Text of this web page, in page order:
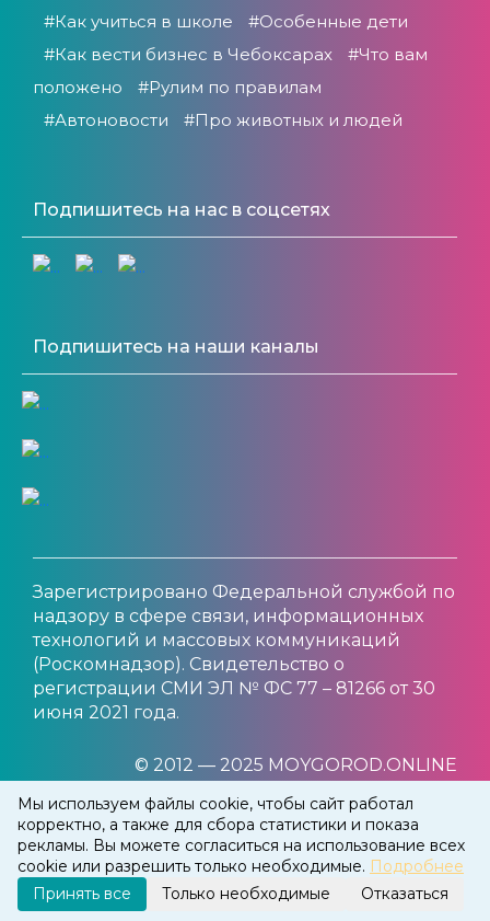
Мы используем файлы cookie, чтобы сайт работал
корректно, а также для сбора статистики и показа
рекламы. Вы можете согласиться на использование всех
cookie или разрешить только необходимые. Подробнее
Принять все
Только необходимые Отказаться
#Как учиться в школе
#Особенные дети
#Как вести бизнес в Чебоксарах
#Что вам
положено
#Рулим по правилам
#Автоновости
#Про животных и людей
Подпишитесь на нас в соцсетях
Подпишитесь на наши каналы
Зарегистрировано Федеральной службой по
надзору в сфере связи, информационных
технологий и массовых коммуникаций
(Роскомнадзор). Свидетельство о
регистрации СМИ ЭЛ № ФС 77 – 81266 от 30
июня 2021 года.
© 2012 — 2025 MOYGOROD.ONLINE